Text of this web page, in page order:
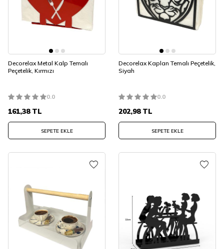
Decorelax Metal Kalp Temalı
Peçetelik, Kırmızı
0.0
161,38TL
SEPETE EKLE
Decorelax Kaplan Temalı Peçetelik,
Siyah
0.0
202,98TL
SEPETE EKLE